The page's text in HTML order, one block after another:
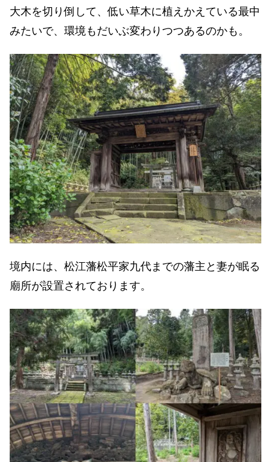
大木を切り倒して、低い草木に植えかえている最中
みたいで、環境もだいぶ変わりつつあるのかも。
境内には、松江藩松平家九代までの藩主と妻が眠る
廟所が設置されております。